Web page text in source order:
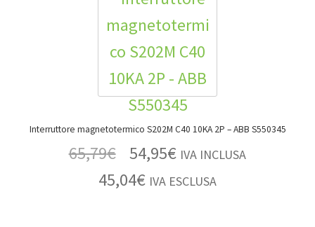
Interruttore magnetotermico S202M C40 10KA 2P – ABB S550345
65,79€ 54,95€ IVA INCLUSA
45,04€ IVA ESCLUSA